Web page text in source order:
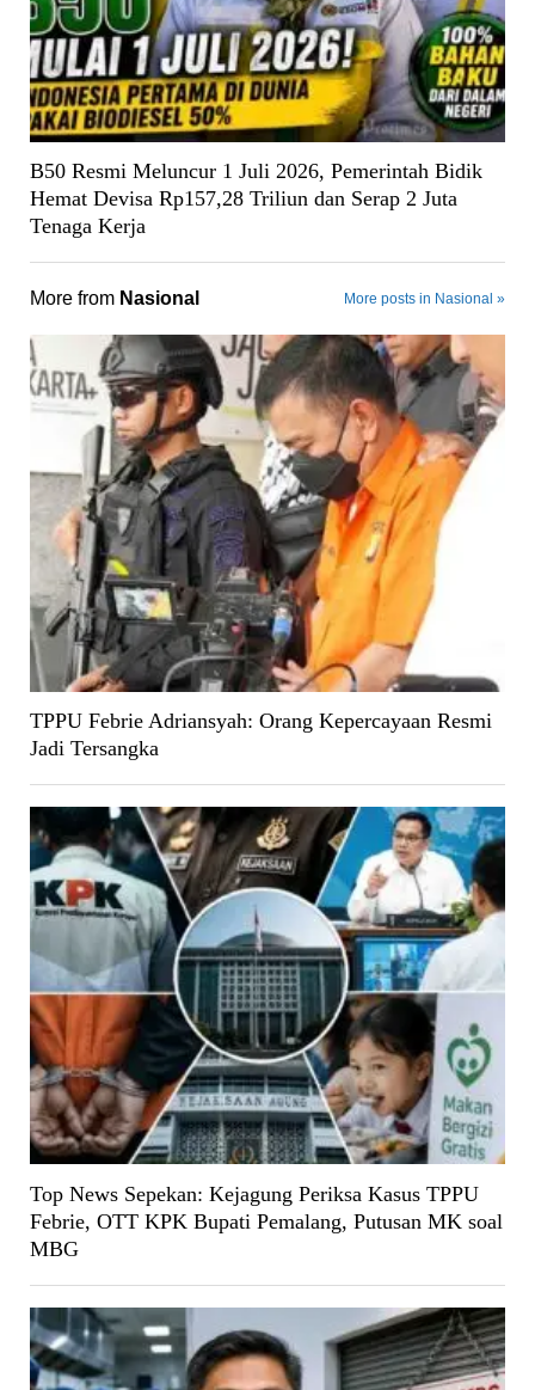
B50 Resmi Meluncur 1 Juli 2026, Pemerintah Bidik
Hemat Devisa Rp157,28 Triliun dan Serap 2 Juta
Tenaga Kerja
More from Nasional More posts in Nasional »
TPPU Febrie Adriansyah: Orang Kepercayaan Resmi
Jadi Tersangka
Top News Sepekan: Kejagung Periksa Kasus TPPU
Febrie, OTT KPK Bupati Pemalang, Putusan MK soal
MBG